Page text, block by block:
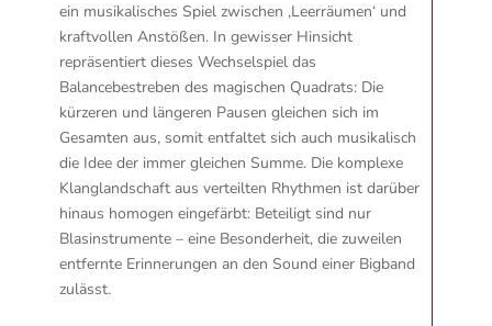
ein musikalisches Spiel zwischen ‚Leerräumen‘ und
kraftvollen Anstößen. In gewisser Hinsicht
repräsentiert dieses Wechselspiel das
Balancebestreben des magischen Quadrats: Die
kürzeren und längeren Pausen gleichen sich im
Gesamten aus, somit entfaltet sich auch musikalisch
die Idee der immer gleichen Summe. Die komplexe
Klanglandschaft aus verteilten Rhythmen ist darüber
hinaus homogen eingefärbt: Beteiligt sind nur
Blasinstrumente – eine Besonderheit, die zuweilen
entfernte Erinnerungen an den Sound einer Bigband
zulässt.